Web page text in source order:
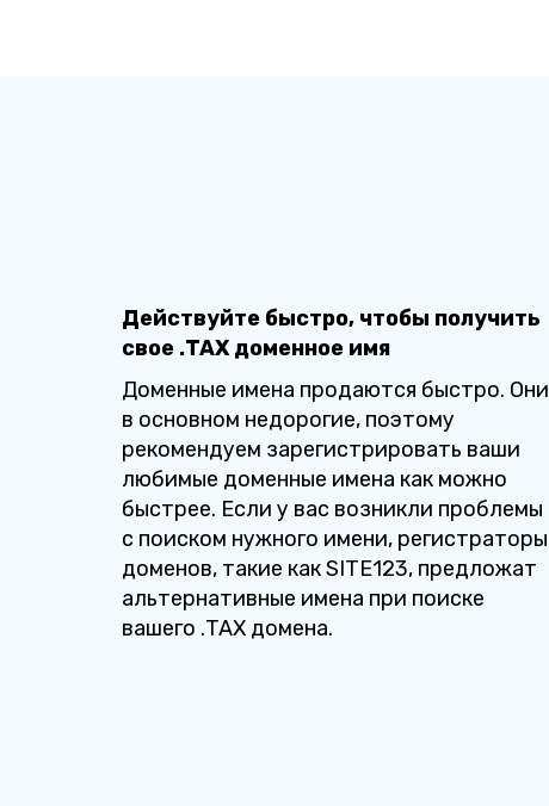
Действуйте быстро, чтобы получить
свое .TAX доменное имя
Доменные имена продаются быстро. Они
в основном недорогие, поэтому
рекомендуем зарегистрировать ваши
любимые доменные имена как можно
быстрее. Если у вас возникли проблемы
с поиском нужного имени, регистраторы
доменов, такие как SITE123, предложат
альтернативные имена при поиске
вашего .TAX домена.